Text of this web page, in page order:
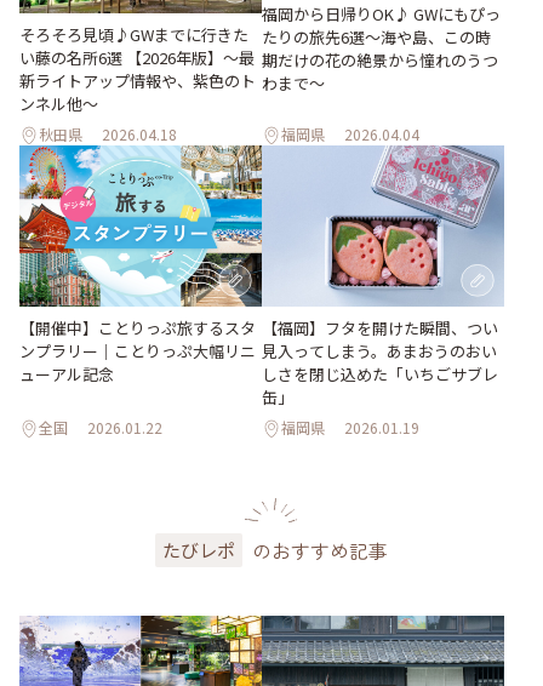
そろそろ見頃♪GWまでに行きた
い藤の名所6選 【2026年版】～最
新ライトアップ情報や、紫色のト
ンネル他～
秋田県 2026.04.18
福岡から日帰りOK♪ GWにもぴっ
たりの旅先6選〜海や島、この時
期だけの花の絶景から憧れのうつ
わまで〜
福岡県 2026.04.04
【開催中】ことりっぷ旅するスタ
ンプラリー｜ことりっぷ大幅リニ
ューアル記念
全国 2026.01.22
【福岡】フタを開けた瞬間、つい
見入ってしまう。あまおうのおい
しさを閉じ込めた「いちごサブレ
缶」
福岡県 2026.01.19
たびレポ のおすすめ記事